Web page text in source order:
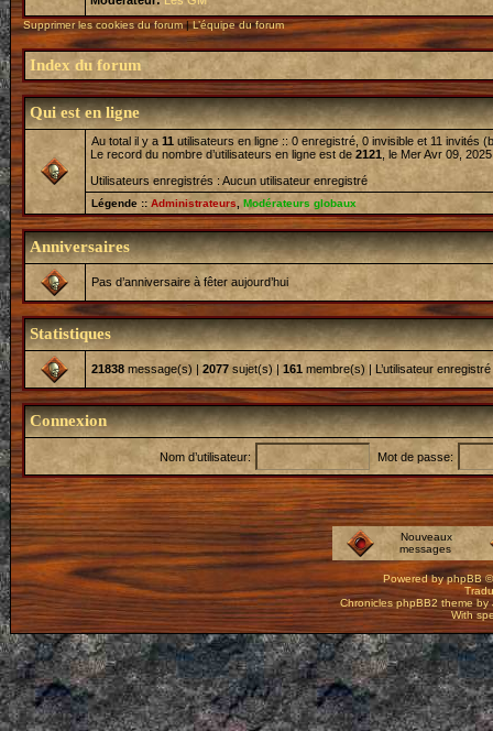
Supprimer les cookies du forum|L’équipe du forum
Index du forum
Qui est en ligne
Au total il y a 11utilisateurs en ligne :: 0 enregistré, 0 invisible et 11 invités
Le record du nombre d’utilisateurs en ligne est de 2121, le Mer Avr 09,
Utilisateurs enregistrés : Aucun utilisateur enregistré
Légende :: Administrateurs Modérateurs globaux
Anniversaires
Pas d’anniversaire à fêter aujourd’hui
Statistiques
21838message(s) | 2077sujet(s) | 161membre(s) | L’utilisateur
Connexion
Nom d’utilisateur: Mot de passe:
Nouveaux
messages
Powered byphpBB©
Chronicles phpBB2 theme by
With